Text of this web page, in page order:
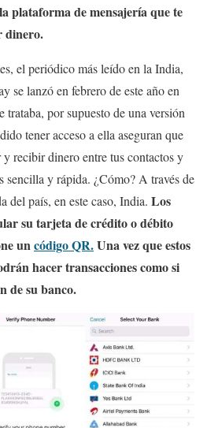
plataforma de mensajería que te
dinero.
el periódico más leído en la India,
se lanzó en febrero de este año en
trataba, por supuesto de una versión
tener acceso a ella aseguran que
recibir dinero entre tus contactos y
sencilla y rápida. ¿Cómo? A través de
del país, en este caso, India. Los
su tarjeta de crédito o débito
un código QR.Una vez que estos
hacer transacciones como si
de su banco.